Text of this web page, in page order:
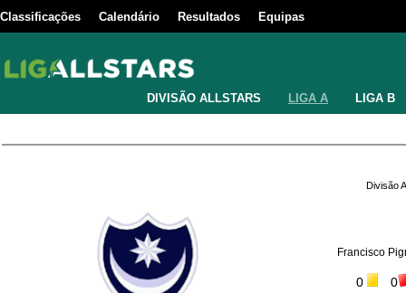
Classificações Calendário Resultados Equipas
DIVISÃO ALLSTARS LIGA A LIGA B
Divisão
Francisco
0 0